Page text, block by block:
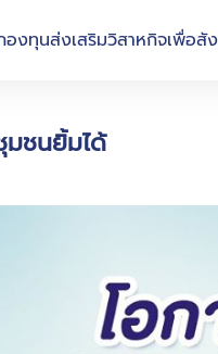
องทุนส่งเสริมวิสาหกิจเพื่อสั
ชนยิ้มได้